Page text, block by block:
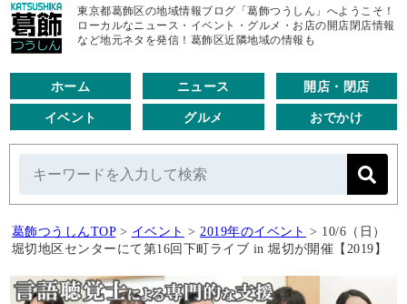
東京都葛飾区の地域情報ブログ「葛飾つうしん」へようこそ！
ローカルなニュース・イベント・グルメ・お店の開店閉店情報
など地元ネタを発信！葛飾区近隣地域の情報も
ホーム ニュース 開店・閉店
イベント グルメ おでかけ
葛飾つうしんTOP > イベント > 2019年のイベント > 10/6（日）
堀切地区センターにて第16回下町ライブ in 堀切が開催【2019】